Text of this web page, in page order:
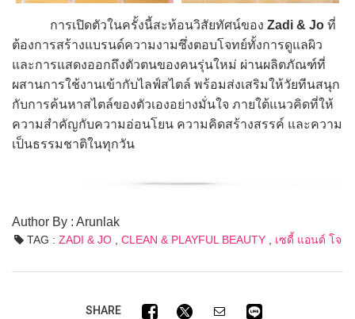
การเปิดตัวในครั้งนี้สะท้อนวิสัยทัศน์ของ Zadi & Jo ที่
ต้องการสร้างแบรนด์ความงามซึ่งตอบโจทย์ทั้งการดูแลผิว
และการแสดงออกถึงตัวตนของคนรุ่นใหม่ ผ่านผลิตภัณฑ์ที่
ผสานการใช้งานเข้ากับไลฟ์สไตล์ พร้อมส่งเสริมให้วัยทีนสนุก
กับการค้นหาสไตล์ของตัวเองอย่างมั่นใจ ภายใต้แนวคิดที่ให้
ความสำคัญกับความอ่อนโยน ความคิดสร้างสรรค์ และความ
เป็นธรรมชาติในทุกวัน
Author By : Arunlak
TAG : ZADI & JO, CLEAN & PLAYFUL BEAUTY, เซดี้ แอนด์ โจ
SHARE